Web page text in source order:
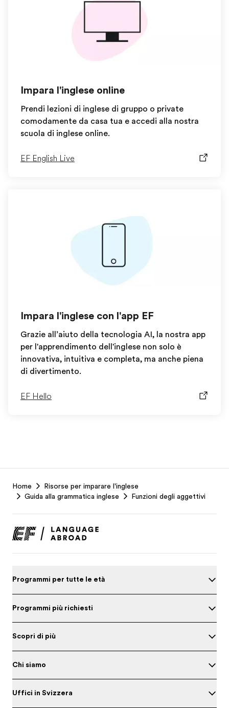
Impara l'inglese online
Prendi lezioni di inglese di gruppo o private
comodamente da casa tua e accedi alla nostra
scuola di inglese online.
EF English Live
Impara l'inglese con l'app EF
Grazie all’aiuto della tecnologia AI, la nostra app
per l'apprendimento dell'inglese non solo è
innovativa, intuitiva e completa, ma anche piena
di divertimento.
EF Hello
Footer
Home
Risorse per imparare l'inglese
Guida alla grammatica inglese
Funzioni degli aggettivi
Programmi per tutte le età
Programmi più richiesti
Scopri di più
Chi siamo
Uffici in Svizzera